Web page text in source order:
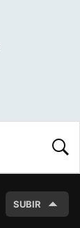
SUBIR